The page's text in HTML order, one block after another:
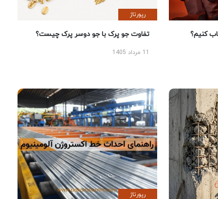
کنیم؟
رپورتاژ
تفاوت جو پرک با جو دوسر پرک چیست؟
رپورتاژ